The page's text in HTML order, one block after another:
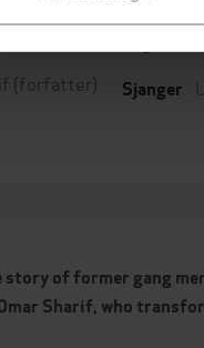
(forfatter) Sjanger
of former gang
Sharif, who